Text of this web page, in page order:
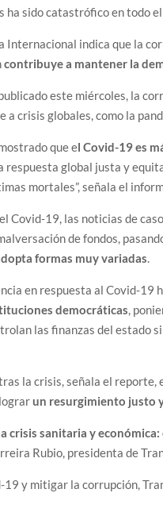
ha sido catastrófico en todo
Internacional indica que la
contribuye a mantener la
este miércoles, la
a crisis globales, como la
que el Covid-19 es
respuesta global justa y
mortales”, señala el
Covid‑19, las noticias de
de fondos,
formas muy variadas.
en respuesta al Covid-19
democráticas,
las finanzas del estado
la crisis, señala el
un resurgimiento justo
crisis sanitaria y
Rubio, presidenta de
19 y mitigar la corrupción,